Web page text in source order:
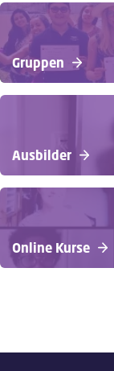
Gruppen
Ausbilder
Online Kurse